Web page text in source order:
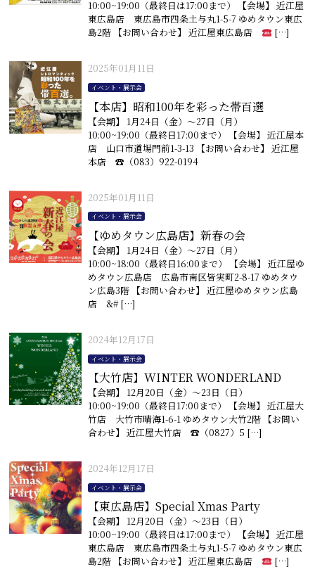
10:00~19:00（最終日は17:00まで） 【会場】 近江屋
東広島店 東広島市四条土与丸1-5-7 ゆめタウン東広
島2階 【お問い合わせ】 近江屋東広島店
[…]
2025年01月11日
イベント・展示会
【本店】昭和100年を彩った帯百選
【会期】 1月24日（金）〜27日（月）
10:00~19:00（最終日17:00まで） 【会場】 近江屋本
店 山口市道場門前1-3-13 【お問い合わせ】 近江屋
本店 ☎︎（083）922-0194
2025年01月11日
イベント・展示会
【ゆめタウン広島店】新春の会
【会期】 1月24日（金）〜27日（月）
10:00~18:00（最終日16:00まで） 【会場】 近江屋ゆ
めタウン広島店 広島市南区皆実町2-8-17 ゆめタウ
ン広島3階 【お問い合わせ】 近江屋ゆめタウン広島
店 &# […]
2024年12月17日
イベント・展示会
【大竹店】WINTER WONDERLAND
【会期】 12月20日（金）〜23日（日）
10:00~19:00（最終日17:00まで） 【会場】 近江屋大
竹店 大竹市晴海1-6-1 ゆめタウン大竹2階 【お問い
合わせ】 近江屋大竹店 ☎︎（0827）5 […]
2024年12月17日
イベント・展示会
【東広島店】Special Xmas Party
【会期】 12月20日（金）〜23日（日）
10:00~19:00（最終日は17:00まで） 【会場】 近江屋
東広島店 東広島市四条土与丸1-5-7 ゆめタウン東広
島2階 【お問い合わせ】 近江屋東広島店
[…]